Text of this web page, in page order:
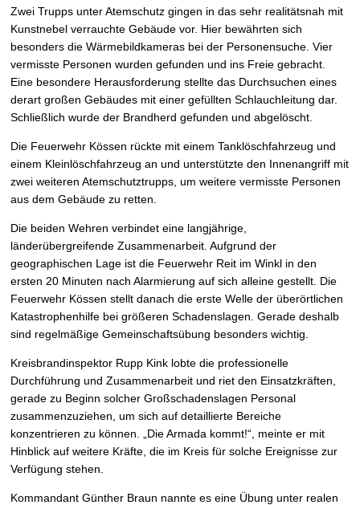
Zwei Trupps unter Atemschutz gingen in das sehr realitätsnah mit
Kunstnebel verrauchte Gebäude vor. Hier bewährten sich
besonders die Wärmebildkameras bei der Personensuche. Vier
vermisste Personen wurden gefunden und ins Freie gebracht.
Eine besondere Herausforderung stellte das Durchsuchen eines
derart großen Gebäudes mit einer gefüllten Schlauchleitung dar.
Schließlich wurde der Brandherd gefunden und abgelöscht.
Die Feuerwehr Kössen rückte mit einem Tanklöschfahrzeug und
einem Kleinlöschfahrzeug an und unterstützte den Innenangriff mit
zwei weiteren Atemschutztrupps, um weitere vermisste Personen
aus dem Gebäude zu retten.
Die beiden Wehren verbindet eine langjährige,
länderübergreifende Zusammenarbeit. Aufgrund der
geographischen Lage ist die Feuerwehr Reit im Winkl in den
ersten 20 Minuten nach Alarmierung auf sich alleine gestellt. Die
Feuerwehr Kössen stellt danach die erste Welle der überörtlichen
Katastrophenhilfe bei größeren Schadenslagen. Gerade deshalb
sind regelmäßige Gemeinschaftsübung besonders wichtig.
Kreisbrandinspektor Rupp Kink lobte die professionelle
Durchführung und Zusammenarbeit und riet den Einsatzkräften,
gerade zu Beginn solcher Großschadenslagen Personal
zusammenzuziehen, um sich auf detaillierte Bereiche
konzentrieren zu können. „Die Armada kommt!“, meinte er mit
Hinblick auf weitere Kräfte, die im Kreis für solche Ereignisse zur
Verfügung stehen.
Kommandant Günther Braun nannte es eine Übung unter realen